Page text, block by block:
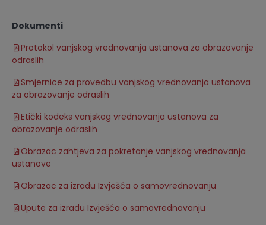
Dokumenti
Protokol vanjskog vrednovanja ustanova za obrazovanje
odraslih
Smjernice za provedbu vanjskog vrednovanja ustanova
za obrazovanje odraslih
Etički kodeks vanjskog vrednovanja ustanova za
obrazovanje odraslih
Obrazac zahtjeva za pokretanje vanjskog vrednovanja
ustanove
Obrazac za izradu Izvješća o samovrednovanju
Upute za izradu Izvješća o samovrednovanju